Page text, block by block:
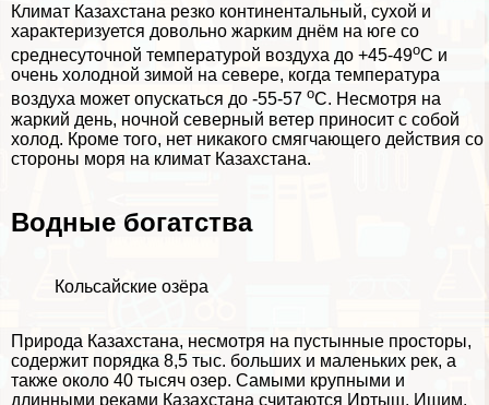
Климат Казахстана резко континентальный, сухой и
хаpaктеризуется довольно жарким днём на юге со
среднесуточной температурой воздуха до +45-49оС и
очень холодной зимой на севере, когда температура
воздуха может опускаться до -55-57 оС. Несмотря на
жаркий день, ночной северный ветер приносит с собой
холод. Кроме того, нет никакого смягчающего действия со
стороны моря на климат Казахстана.
Водные богатства
Кольсайские озёра
Природа Казахстана, несмотря на пустынные просторы,
содержит порядка 8,5 тыс. больших и маленьких рек, а
также около 40 тысяч озер. Самыми крупными и
длинными реками Казахстана считаются Иртыш, Ишим,